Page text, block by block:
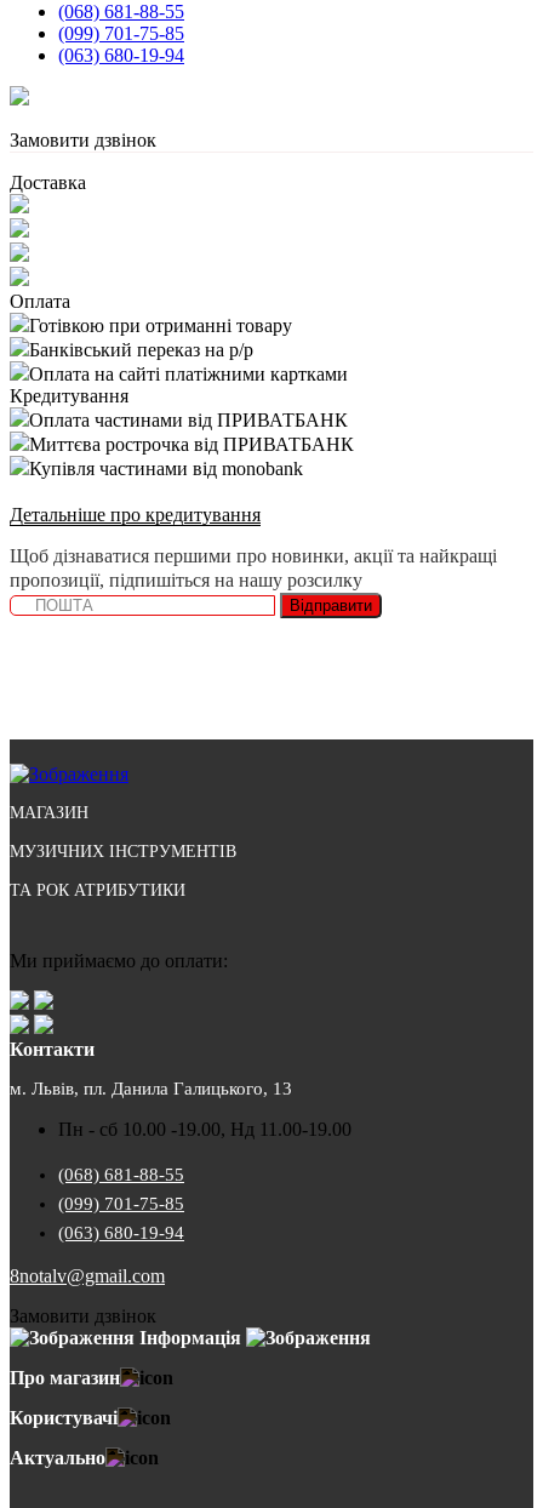
(068) 681-88-55
(099) 701-75-85
(063) 680-19-94
Замовити дзвінок
Доставка
Оплата
Готівкою при отриманні товару
Банківський переказ на р/р
Оплата на сайті платіжними картками
Кредитування
Оплата частинами від ПРИВАТБАНК
Миттєва рострочка від ПРИВАТБАНК
Купівля частинами від monobank
Детальніше про кредитування
Щоб дізнаватися першими про новинки, акції та найкращі
пропозиції, підпишіться на нашу розсилку
Відправити
МАГАЗИН
МУЗИЧНИХ ІНСТРУМЕНТІВ
ТА РОК АТРИБУТИКИ
Ми приймаємо до оплати:
Контакти
м. Львів, пл. Данила Галицького, 13
Пн - сб 10.00 -19.00, Нд 11.00-19.00
(068) 681-88-55
(099) 701-75-85
(063) 680-19-94
8notalv@gmail.com
Замовити дзвінок
Інформація
Про магазин
Користувачі
Актуально